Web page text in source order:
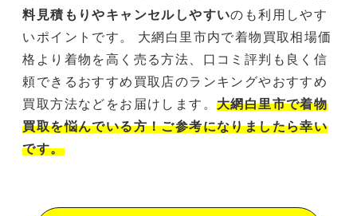
料見積もりやキャンセルしやすいのも利用しやす
いポイントです。 大網白里市内で着物買取相場価
格より着物を高く売る方法、口コミ評判も良く信
頼できるおすすめ買取店のランキングやおすすめ
買取方法などをお届けします。大網白里市で着物
買取を悩んでいる方！ご参考になりましたら幸い
です。